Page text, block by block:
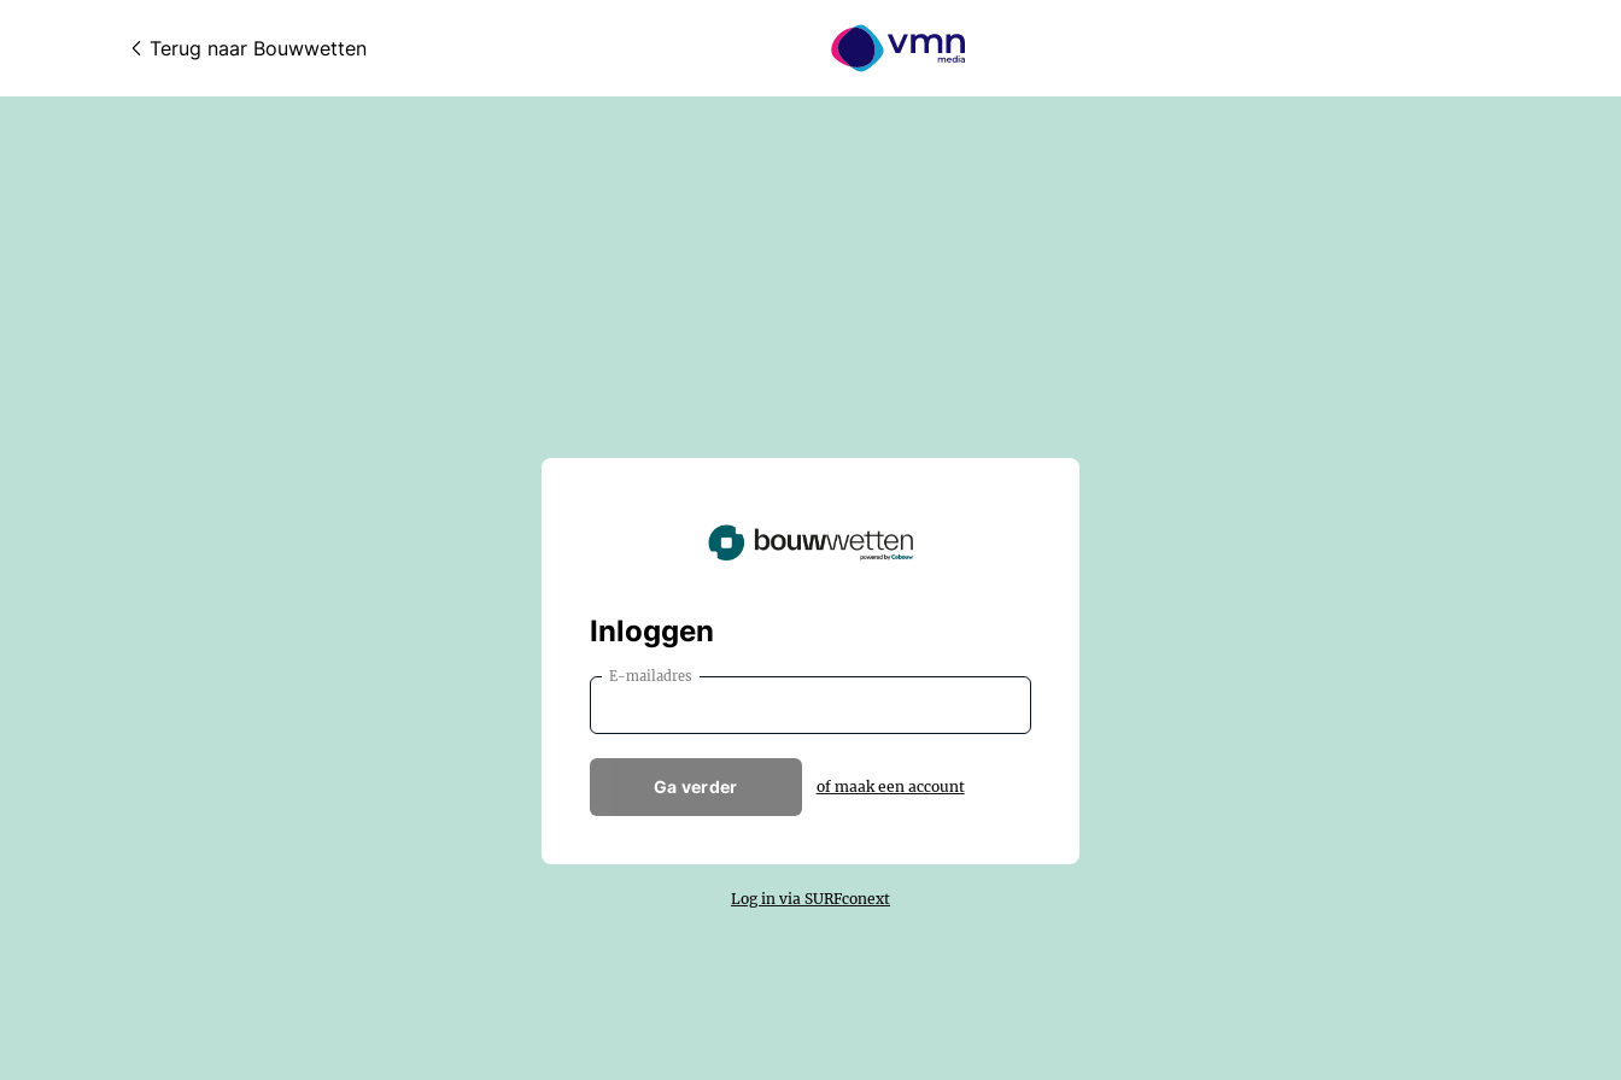
Terug naar Bouwwetten
Inloggen
E-mailadres
Ga verder of maak een account
Log in via SURFconext